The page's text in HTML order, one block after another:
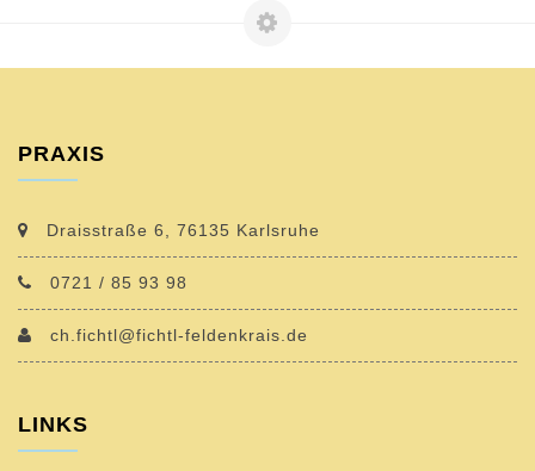
PRAXIS
Draisstraße 6, 76135 Karlsruhe
0721 / 85 93 98
ch.fichtl@fichtl-feldenkrais.de
LINKS